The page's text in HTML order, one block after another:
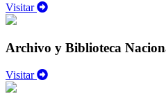
Visitar
Archivo y Biblioteca
Visitar